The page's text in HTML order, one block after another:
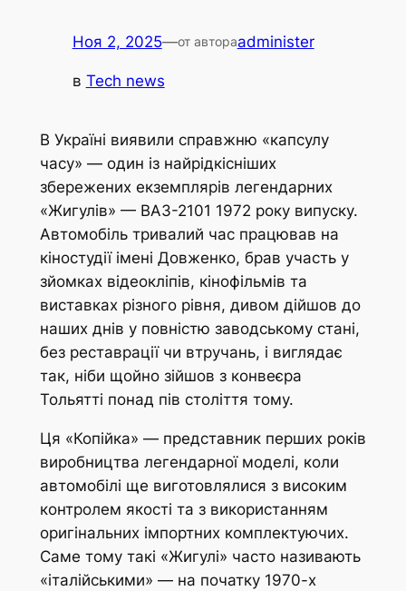
Ноя 2, 2025—от автораadminister
в Tech news
В Україні виявили справжню «капсулу
часу» — один із найрідкісніших
збережених екземплярів легендарних
«Жигулів» — ВАЗ-2101 1972 року випуску.
Автомобіль тривалий час працював на
кіностудії імені Довженко, брав участь у
зйомках відеокліпів, кінофільмів та
виставках різного рівня, дивом дійшов до
наших днів у повністю заводському стані,
без реставрації чи втручань, і виглядає
так, ніби щойно зійшов з конвеєра
Тольятті понад пів століття тому.
Ця «Копійка» — представник перших років
виробництва легендарної моделі, коли
автомобілі ще виготовлялися з високим
контролем якості та з використанням
оригінальних імпортних комплектуючих.
Саме тому такі «Жигулі» часто називають
«італійськими» — на початку 1970-х